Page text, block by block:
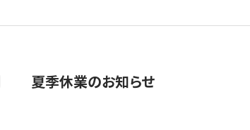
夏季休業のお知らせ